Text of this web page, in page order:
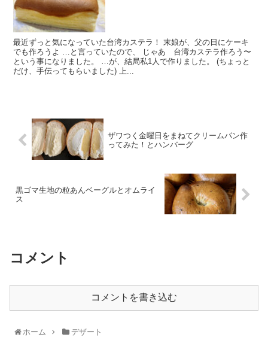
最近ずっと気になっていた台湾カステラ！ 末娘が、父の日にケーキ
でも作ろうよ …と言っていたので、 じゃあ 台湾カステラ作ろう〜
という事になりました。 …が、結局私1人で作りました。 (ちょっと
だけ、手伝ってもらいました) 上...
ザワつく金曜日をまねてクリームパン作
ってみた！とハンバーグ
黒ゴマ生地の粒あんベーグルとオムライ
ス
コメント
コメントを書き込む
ホーム デザート